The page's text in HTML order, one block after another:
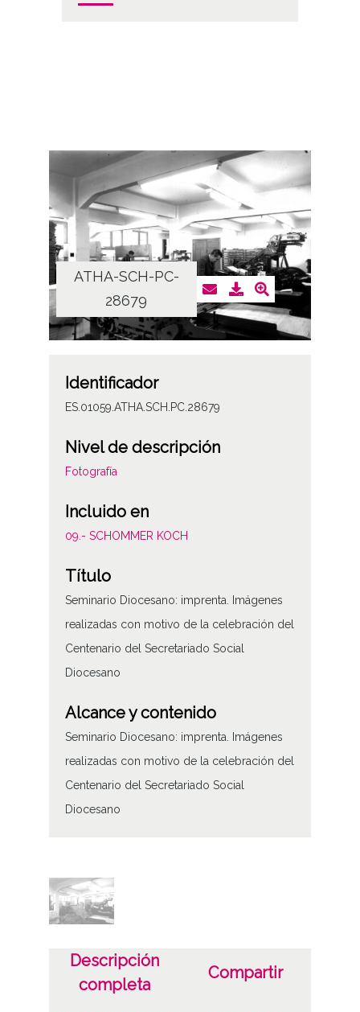
ATHA-SCH-PC-
28679
Identificador
ES.01059.ATHA.SCH.PC.28679
Nivel de descripción
Fotografía
Incluido en
09.- SCHOMMER KOCH
Título
Seminario Diocesano: imprenta. Imágenes
realizadas con motivo de la celebración del
Centenario del Secretariado Social
Diocesano
Alcance y contenido
Seminario Diocesano: imprenta. Imágenes
realizadas con motivo de la celebración del
Centenario del Secretariado Social
Diocesano
Fecha
19621231
1962, enero, 1 a 1962, diciembre, 31
Descripción
completa
Compartir